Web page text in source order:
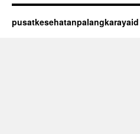
pusatkesehatanpalangkarayaid